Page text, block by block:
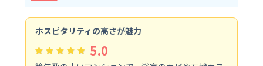
ホスピタリティの高さが魅力
5.0